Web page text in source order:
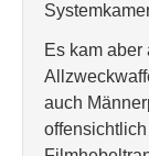
Es kam aber
auch